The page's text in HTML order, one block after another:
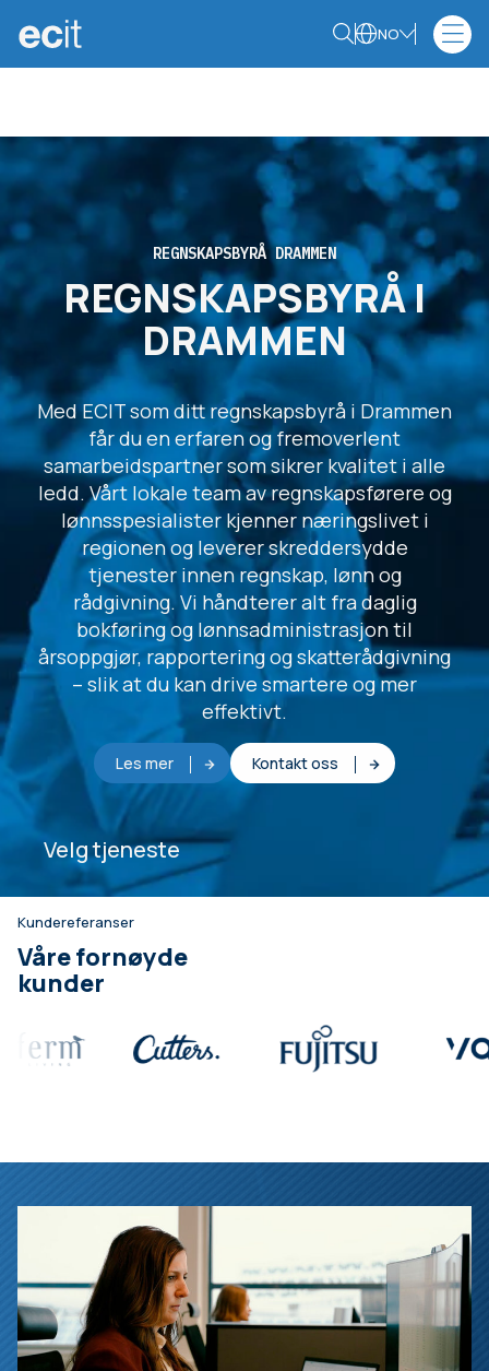
NO
REGNSKAPSBYRÅ DRAMMEN
REGNSKAPSBYRÅ I
DRAMMEN
Med ECIT som ditt regnskapsbyrå i Drammen
får du en erfaren og fremoverlent
samarbeidspartner som sikrer kvalitet i alle
ledd. Vårt lokale team av regnskapsførere og
lønnsspesialister kjenner næringslivet i
regionen og leverer skreddersydde
tjenester innen regnskap, lønn og
rådgivning. Vi håndterer alt fra daglig
bokføring og lønnsadministrasjon til
årsoppgjør, rapportering og skatterådgivning
– slik at du kan drive smartere og mer
effektivt.
Les mer Kontakt oss
Velg tjeneste
Kundereferanser
Våre fornøyde
kunder